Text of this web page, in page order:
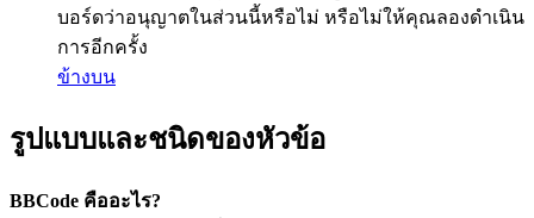
บอร์ดว่าอนุญาตในส่วนนี้หรือไม่ หรือไม่ให้คุณลองดำเนิน
การอีกครั้ง
ข้างบน
รูปแบบและชนิดของหัวข้อ
BBCode คืออะไร?